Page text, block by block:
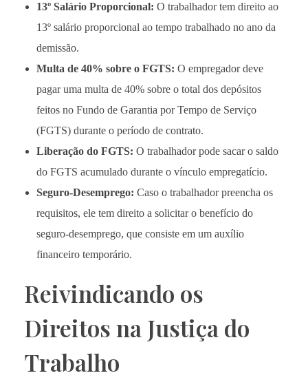
13º Salário Proporcional: O trabalhador tem direito ao
13º salário proporcional ao tempo trabalhado no ano da
demissão.
Multa de 40% sobre o FGTS: O empregador deve
pagar uma multa de 40% sobre o total dos depósitos
feitos no Fundo de Garantia por Tempo de Serviço
(FGTS) durante o período de contrato.
Liberação do FGTS: O trabalhador pode sacar o saldo
do FGTS acumulado durante o vínculo empregatício.
Seguro-Desemprego: Caso o trabalhador preencha os
requisitos, ele tem direito a solicitar o benefício do
seguro-desemprego, que consiste em um auxílio
financeiro temporário.
Reivindicando os
Direitos na Justiça do
Trabalho